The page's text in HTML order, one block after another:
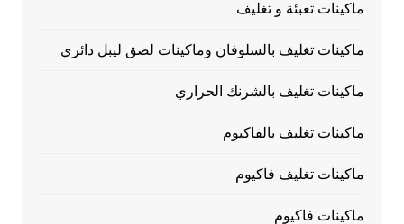
ماكينات تعبئة و تغليف
ماكينات تغليف بالسلوفان وماكينات لصق ليبل دائري
ماكينات تغليف بالشرنك الحراري
ماكينات تغليف بالفاكيوم
ماكينات تغليف فاكيوم
ماكينات فاكيوم